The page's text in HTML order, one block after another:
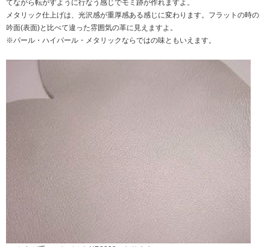
てながら転がすように行なう感じでモミ跡が作れますよ。
メタリック仕上げは、光沢感が重厚感ある感じに変わります。フラットの時の
吟面(表面)と比べて違った雰囲気の革に見えますよ。
※パール・ハイパール・メタリックならではの味ともいえます。